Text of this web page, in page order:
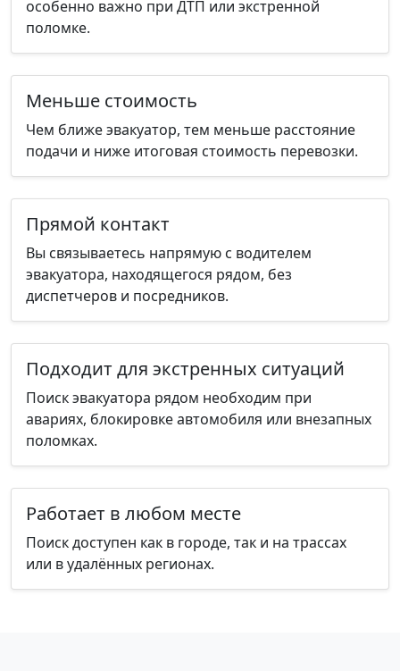
особенно важно при ДТП или экстренной
поломке.
Меньше стоимость
Чем ближе эвакуатор, тем меньше расстояние
подачи и ниже итоговая стоимость перевозки.
Прямой контакт
Вы связываетесь напрямую с водителем
эвакуатора, находящегося рядом, без
диспетчеров и посредников.
Подходит для экстренных ситуаций
Поиск эвакуатора рядом необходим при
авариях, блокировке автомобиля или внезапных
поломках.
Работает в любом месте
Поиск доступен как в городе, так и на трассах
или в удалённых регионах.